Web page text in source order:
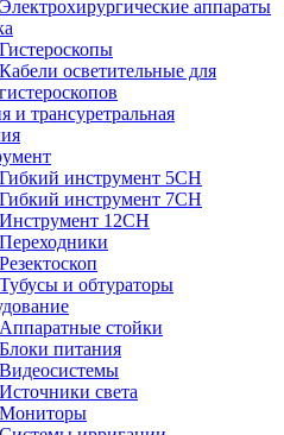
Электрохирургические аппараты
Гистероскопы
Кабели осветительные для
гистероскопов
и трансуретральная
Гибкий инструмент 5CH
Гибкий инструмент 7CH
Инструмент 12CH
Переходники
Резектоскоп
Тубусы и обтураторы
Аппаратные стойки
Блоки питания
Видеосистемы
Источники света
Мониторы